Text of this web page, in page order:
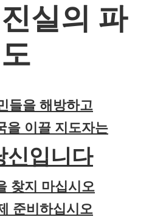
실의 파
도
들을 해방하고
을 이끌 지도자는
신입니다
찾지 마십시오
준비하십시오